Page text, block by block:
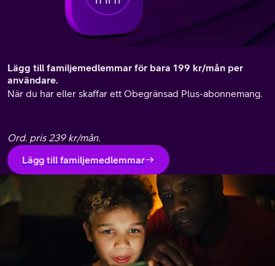
Lägg till familjemedlemmar för bara 199 kr/mån per
användare.
När du har eller skaffar ett Obegränsad Plus-abonnemang.
Ord. pris 239 kr/mån.
Lägg till familjemedlemmar